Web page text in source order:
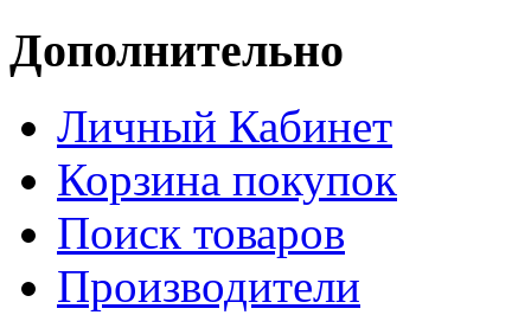
Дополнительно
Личный Кабинет
Корзина покупок
Поиск товаров
Производители